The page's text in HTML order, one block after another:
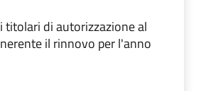
titolari di autorizzazione al
il rinnovo per l'anno